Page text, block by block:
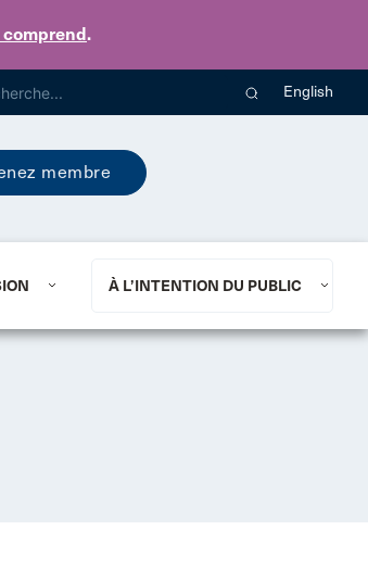
comprend.
English
membre
À L’INTENTION DU PUBLIC